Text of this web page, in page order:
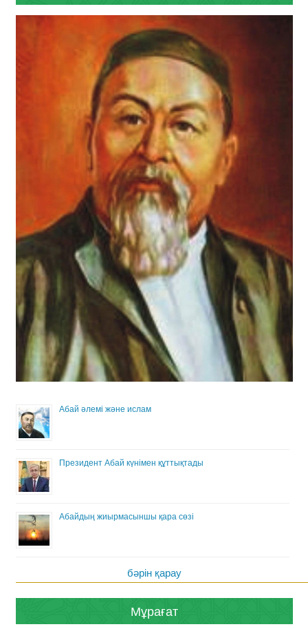
Абай әлемі және ислам
Президент Абай күнімен құттықтады
Абайдың жиырмасыншы қара сөзі
бәрін қарау
Мұрағат